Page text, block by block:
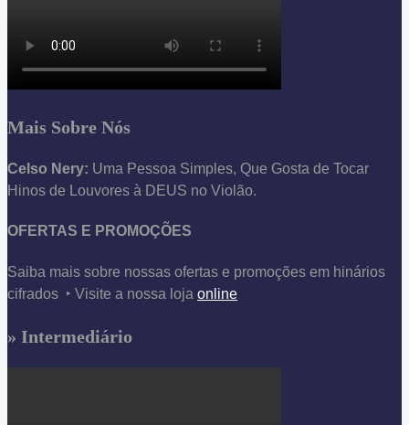
Mais Sobre Nós
Celso Nery: Uma Pessoa Simples, Que Gosta de Tocar
Hinos de Louvores à DEUS no Violão.
OFERTAS E PROMOÇÕES
Saiba mais sobre nossas ofertas e promoções em hinários
cifrados ‣ Visite a nossa loja online
» Intermediário